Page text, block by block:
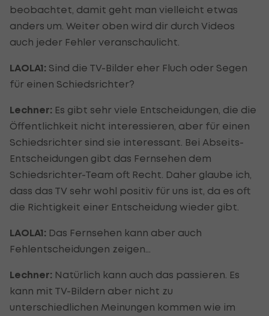
beobachtet, damit geht man vielleicht etwas
anders um. Weiter oben wird dir durch Videos
auch jeder Fehler veranschaulicht.
LAOLA1: Sind die TV-Bilder eher Fluch oder Segen
für einen Schiedsrichter?
Lechner: Es gibt sehr viele Entscheidungen, die die
Öffentlichkeit nicht interessieren, aber für einen
Schiedsrichter sind sie interessant. Bei Abseits-
Entscheidungen gibt das Fernsehen dem
Schiedsrichter-Team oft Recht. Daher glaube ich,
dass das TV sehr wohl positiv für uns ist, da es oft
die Richtigkeit einer Entscheidung wieder gibt.
LAOLA1: Das Fernsehen kann aber auch
Fehlentscheidungen zeigen…
Lechner: Natürlich kann auch das passieren. Es
kann mit TV-Bildern aber nicht zu
unterschiedlichen Meinungen kommen wie im